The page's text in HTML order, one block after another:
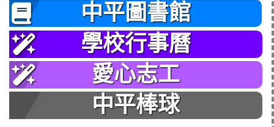
中平圖書館
學校行事曆
愛心志工
中平棒球